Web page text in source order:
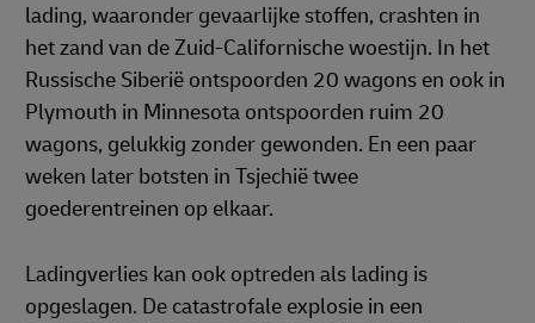
lading, waaronder gevaarlijke stoffen, crashten in
het zand van de Zuid-Californische woestijn. In het
Russische Siberië ontspoorden 20 wagons en ook in
Plymouth in Minnesota ontspoorden ruim 20
wagons, gelukkig zonder gewonden. En een paar
weken later botsten in Tsjechië twee
goederentreinen op elkaar.
Ladingverlies kan ook optreden als lading is
opgeslagen. De catastrofale explosie in een